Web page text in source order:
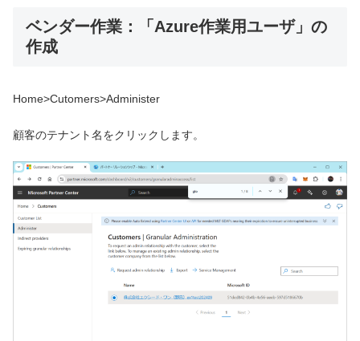
ベンダー作業：「Azure作業用ユーザ」の
作成
Home>Cutomers>Administer
顧客のテナント名をクリックします。